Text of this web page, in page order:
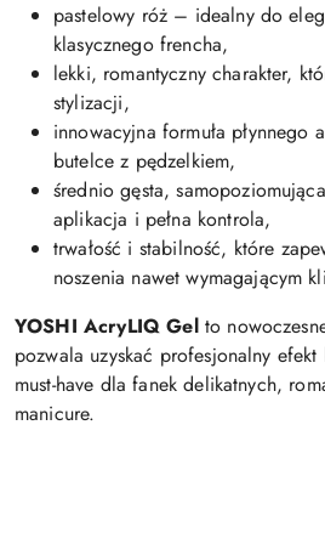
pastelowy róż – idealny do
klasycznego frencha,
lekki, romantyczny charakter,
stylizacji,
innowacyjna formuła płynnego
butelce z pędzelkiem,
średnio gęsta,
aplikacja i pełna kontrola,
trwałość i stabilność, które
noszenia nawet wymagającym
YOSHI AcryLIQ Gelto
pozwala uzyskać profesjonalny
must-have dla fanek delikatnych,
manicure.